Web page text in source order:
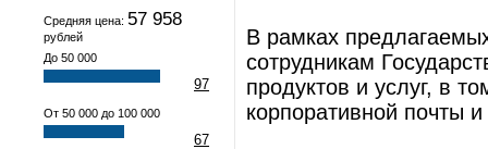
Средняя цена: 57 958
рублей
До 50 000
97
От 50 000 до 100 000
67
В рамках
сотрудникам
продуктов и услуг, в
корпоративной почты